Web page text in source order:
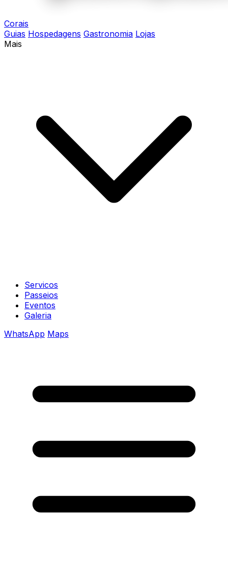
Corais
Guias Hospedagens Gastronomia Lojas
Mais
Servicos
Passeios
Eventos
Galeria
WhatsApp Maps